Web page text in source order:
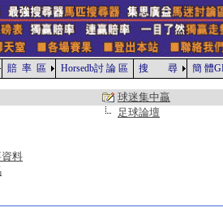
賠 率 區 Horsedb討 論 區 搜 尋 簡 體
球迷集中贏
足球論壇
料